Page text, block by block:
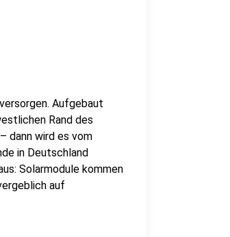
Aufgebaut
Rand des
dann wird es vom
in Deutschland
Solarmodule kommen
auf